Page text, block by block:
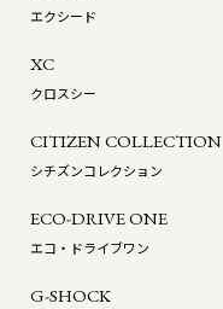
エクシード
XC
クロスシー
CITIZEN COLLECTION
シチズンコレクション
ECO-DRIVE ONE
エコ・ドライブワン
G-SHOCK